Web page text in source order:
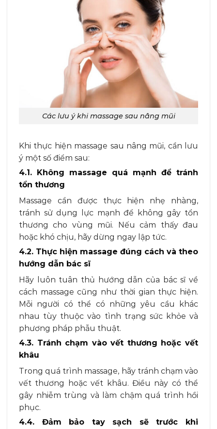
Các lưu ý khi massage sau nâng mũi
Khi thực hiện massage sau nâng mũi, cần lưu
ý một số điểm sau:
4.1. Không massage quá mạnh để tránh
tổn thương
Massage cần được thực hiện nhẹ nhàng,
tránh sử dụng lực mạnh để không gây tổn
thương cho vùng mũi. Nếu cảm thấy đau
hoặc khó chịu, hãy dừng ngay lập tức.
4.2. Thực hiện massage đúng cách và theo
hướng dẫn bác sĩ
Hãy luôn tuân thủ hướng dẫn của bác sĩ về
cách massage cũng như thời gian thực hiện.
Mỗi người có thể có những yêu cầu khác
nhau tùy thuộc vào tình trạng sức khỏe và
phương pháp phẫu thuật.
4.3. Tránh chạm vào vết thương hoặc vết
khâu
Trong quá trình massage, hãy tránh chạm vào
vết thương hoặc vết khâu. Điều này có thể
gây nhiễm trùng và làm chậm quá trình hồi
phục.
4.4. Đảm bảo tay sạch sẽ trước khi